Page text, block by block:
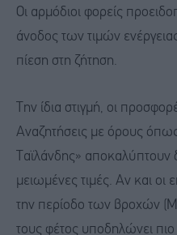
Οι αρμόδιοι φορείς
άνοδος των τιμών
πίεση στη ζήτηση.
Την ίδια στιγμή, οι
Αναζητήσεις με όρους
Ταϊλάνδης» αποκαλύπτουν
μειωμένες τιμές. Αν και οι
την περίοδο των βροχών
τους φέτος υποδηλώνει